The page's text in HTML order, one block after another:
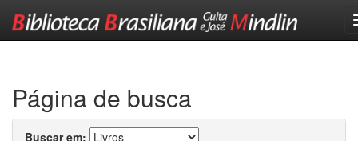
Página de busca
Buscar em: